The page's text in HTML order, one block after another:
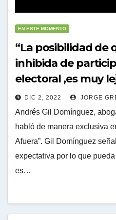
EN ESTE MOMENTO
“La posibilidad de
inhibida de
electoral ,es muy
DIC 2, 2022 JORGE
Andrés Gil Domínguez,
habló de manera exclusiva
Afuera”. Gil Domínguez
expectativa por lo que
es…